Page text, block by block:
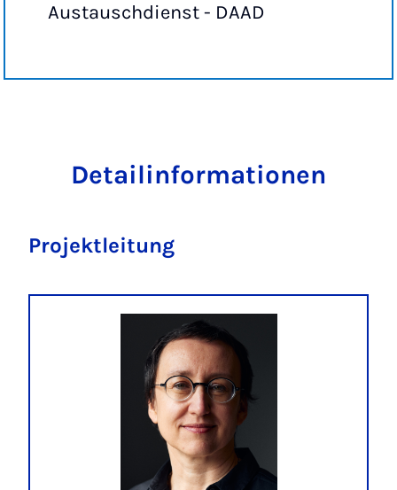
Austauschdienst - DAAD
Detailinformationen
Projektleitung